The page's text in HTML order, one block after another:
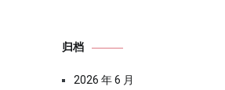
归档
2026 年 6 月